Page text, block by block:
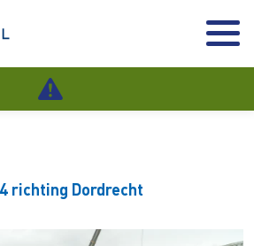
richting Dordrecht